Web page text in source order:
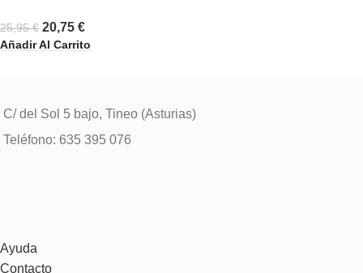
25,95€ 20,75 €
Añadir Al Carrito
C/ del Sol 5 bajo, Tineo (Asturias)
Teléfono: 635 395 076
Ayuda
Contacto